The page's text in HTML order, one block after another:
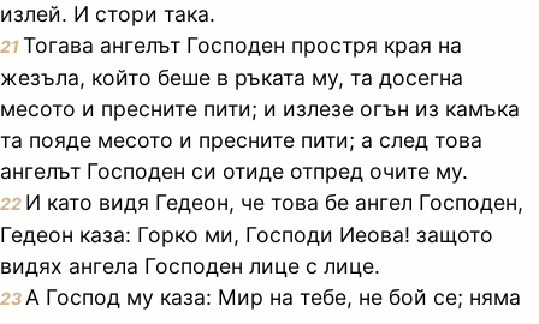
излей. И стори така.
21Тогава ангелът Господен простря края на
жезъла, който беше в ръката му, та досегна
месото и пресните пити; и излезе огън из камъка
та пояде месото и пресните пити; а след това
ангелът Господен си отиде отпред очите му.
22 И като видя Гедеон, че това бе ангел Господен,
Гедеон каза: Горко ми, Господи Иеова! защото
видях ангела Господен лице с лице.
23 А Господ му каза: Мир на тебе, не бой се; няма